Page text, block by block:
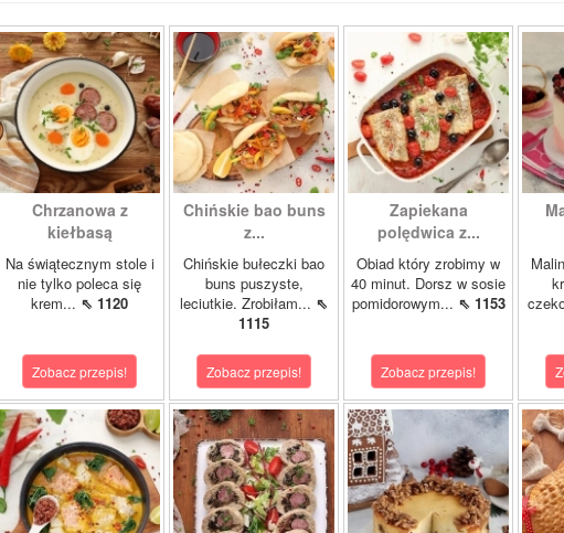
Chrzanowa z
kiełbasą
Na świątecznym stole i
nie tylko poleca się
krem... ⇖ 1120
Zobacz przepis!
Chińskie bao buns
z...
Chińskie bułeczki bao
buns puszyste,
leciutkie. Zrobiłam... ⇖
1115
Zobacz przepis!
Zapiekana
polędwica z...
Obiad który zrobimy w
40 minut. Dorsz w sosie
pomidorowym... ⇖ 1153
Zobacz przepis!